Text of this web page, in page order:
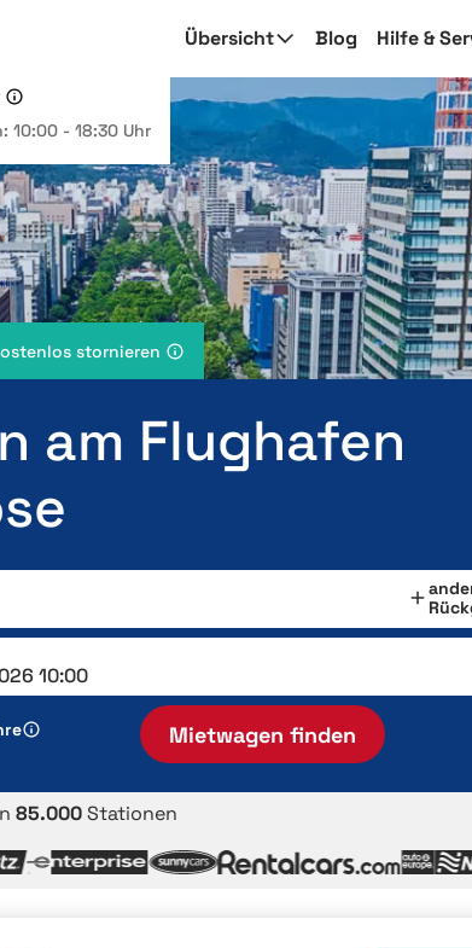
Übersicht Blog Hilfe &
10:00 - 18:30 Uhr
stornieren
am Flughafen
Mietwagen finden
85.000Stationen